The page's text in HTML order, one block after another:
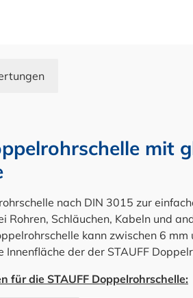
mit
nach DIN 3015 zur
Rohren, Schläuchen, Kabeln und
kann zwischen 6
der der STAUFF
für die STAUFF Doppelrohrschelle: